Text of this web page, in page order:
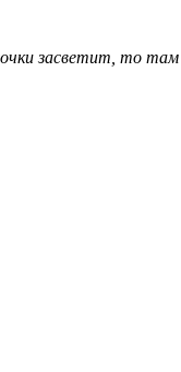
засветит, то там